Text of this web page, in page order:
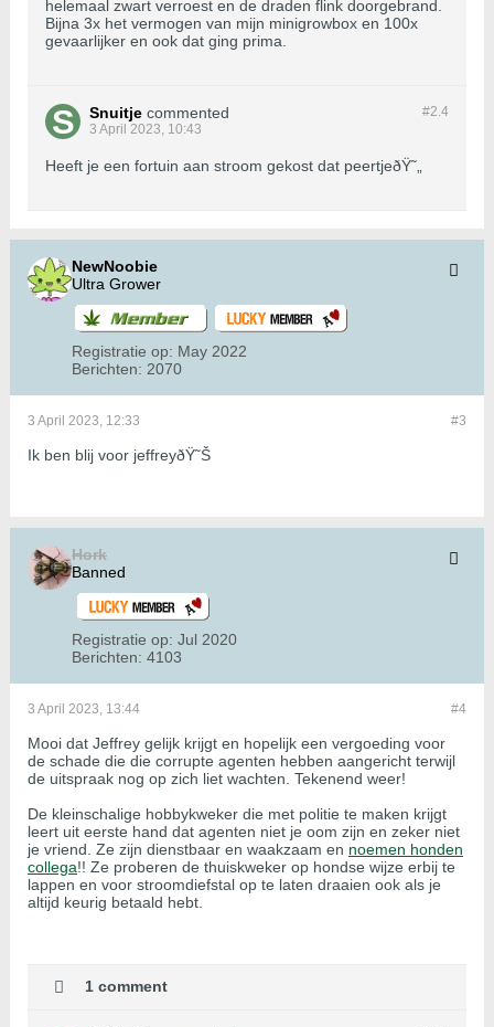
helemaal zwart verroest en de draden flink doorgebrand.
Bijna 3x het vermogen van mijn minigrowbox en 100x
gevaarlijker en ook dat ging prima.
#2.4
Snuitje commented
3 April 2023, 10:43
Heeft je een fortuin aan stroom gekost dat peertjeðŸ˜„
NewNoobie
Ultra Grower
Registratie op: May 2022
Berichten: 2070
#3
3 April 2023, 12:33
Ik ben blij voor jeffreyðŸ˜Š
Hork
Banned
Registratie op: Jul 2020
Berichten: 4103
#4
3 April 2023, 13:44
Mooi dat Jeffrey gelijk krijgt en hopelijk een vergoeding voor
de schade die die corrupte agenten hebben aangericht terwijl
de uitspraak nog op zich liet wachten. Tekenend weer!
De kleinschalige hobbykweker die met politie te maken krijgt
leert uit eerste hand dat agenten niet je oom zijn en zeker niet
je vriend. Ze zijn dienstbaar en waakzaam en noemen honden
collega!! Ze proberen de thuiskweker op hondse wijze erbij te
lappen en voor stroomdiefstal op te laten draaien ook als je
altijd keurig betaald hebt.
1 comment